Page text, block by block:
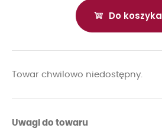
Do koszyka
Towar chwilowo niedostępny.
Uwagi do towaru